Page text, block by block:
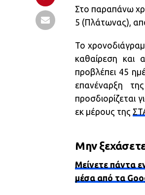
Στο παραπάνω
5 (Πλάτωνας),
Το
καθαίρεση και
προβλέπει 45
επανέναρξη
προσδιορίζεται
εκ μέρους της
Μην
Μείνετε πάντα
μέσα από τα